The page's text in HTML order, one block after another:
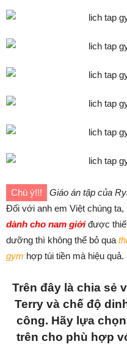
Chú ý!!! Giáo án tập của
Đối với anh em Việt chúng ta,
dành cho nam giớiđược
dưỡng thì không thể bỏ qua
gym hợp túi tiền mà hiệu quả.
Trên đây là chia sẻ
Terry và chế độ
công. Hãy lựa
trên cho phù hợp